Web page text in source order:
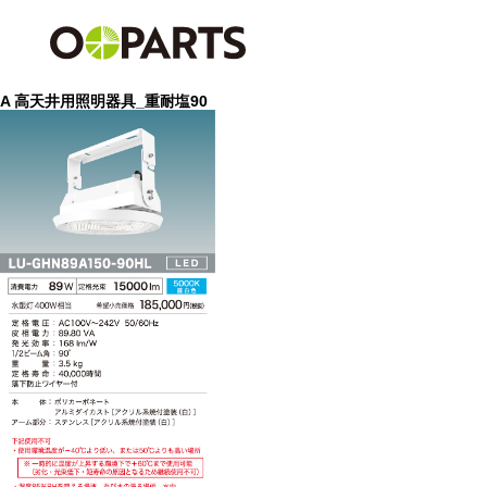
A 高天井用照明器具_重耐塩90